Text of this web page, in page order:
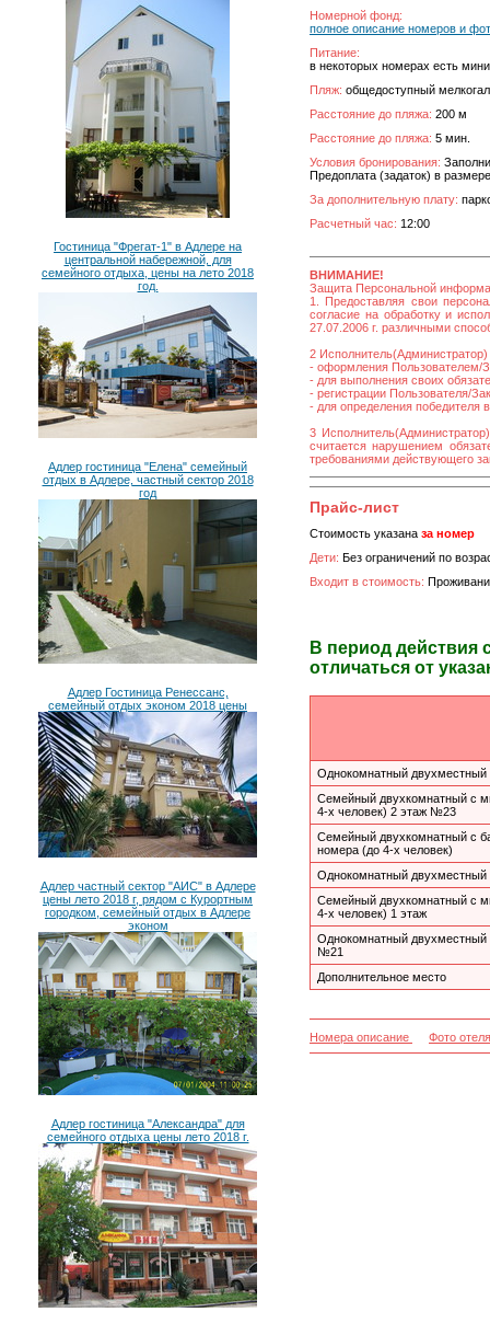
Гостиница "Фрегат-1" в Адлере на
центральной набережной, для
семейного отдыха, цены на лето 2018
год.
Адлер гостиница "Елена" семейный
отдых в Адлере, частный сектор 2018
год
Адлер Гостиница Ренессанс,
семейный отдых эконом 2018 цены
Адлер частный сектор "АИС" в Адлере
цены лето 2018 г, рядом с Курортным
городком, семейный отдых в Адлере
эконом
Адлер гостиница "Александра" для
семейного отдыха цены лето 2018 г.
Номерной фонд:
полное описание номеров и
Питание:
в некоторых номерах есть
Пляж: общедоступный
Расстояние до пляжа: 200 м
Расстояние до пляжа: 5 мин.
Условия бронирования:
Предоплата (задаток) в
За дополнительную плату:
Расчетный час: 12:00
ВНИМАНИЕ!
Защита Персональной
1. Предоставляя свои
согласие на обработку и
27.07.2006 г. различными
2
- оформления Пользователем/
- для выполнения своих
- регистрации Пользователя/
- для определения победителя
3
считается нарушением
требованиями действующего
Прайс-лист
Стоимость указана за номер
Дети: Без ограничений по
Входит в стоимость:
В период действия
отличаться от
Однокомнатный двухместный
Семейный двухкомнатный с
4-х человек) 2 этаж №23
Семейный двухкомнатный с
номера (до 4-х человек)
Однокомнатный двухместный
Семейный двухкомнатный с
4-х человек) 1 этаж
Однокомнатный двухместный
№21
Дополнительное место
Номера описание Фото отеля